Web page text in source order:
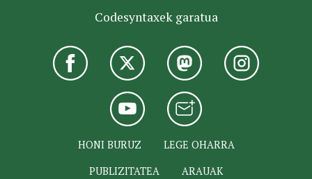
Codesyntaxek garatua
HONI BURUZ
LEGE OHARRA
PUBLIZITATEA
ARAUAK